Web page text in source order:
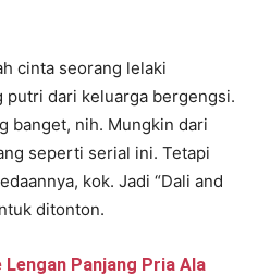
cinta seorang lelaki
putri dari keluarga bergengsi.
banget, nih. Mungkin dari
seperti serial ini. Tetapi
kok. Jadi “Dali and
ditonton.
Lengan Panjang Pria Ala